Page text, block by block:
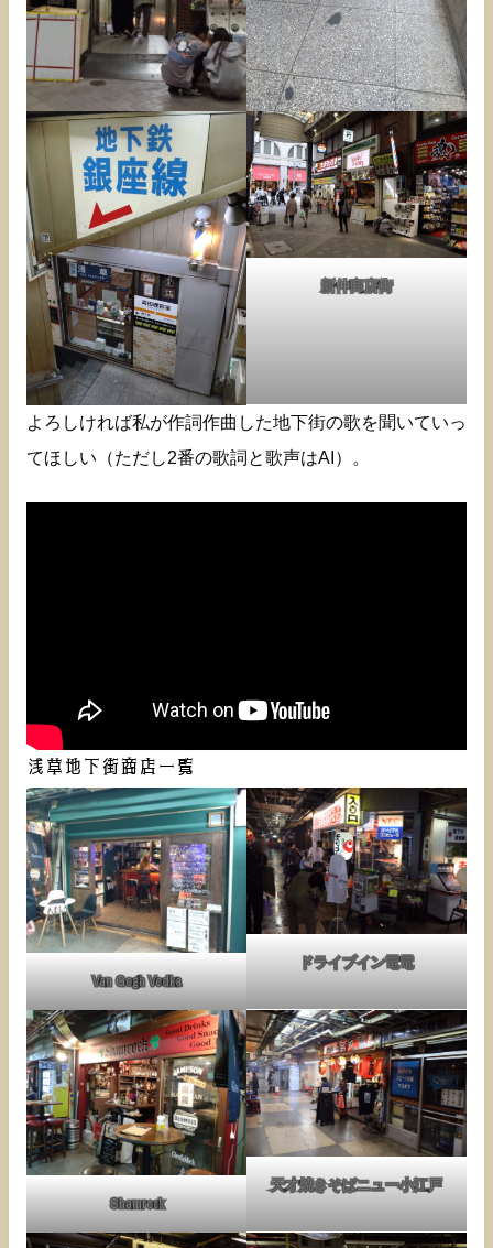
新仲商店街
よろしければ私が作詞作曲した地下街の歌を聞いていっ
てほしい（ただし2番の歌詞と歌声はAI）。
浅草地下街商店一覧
Van Gogh Vodka
ドライブイン電電
Shamrock
天才焼きそばニュー小江戸